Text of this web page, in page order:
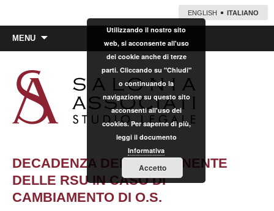
ENGLISH ITALIANO
MENU
DECADENZA DEL COMPONENTE
DELLE RSU IN CASO DI
CAMBIAMENTO DI O.S.
Utilizzando il nostro sito
web, si acconsente all'uso
dei cookie anche di terze
parti. Cliccando su "Chiudi"
o continuando la
navigazione su questo sito
acconsenti all'uso dei
cookies. Per saperne di più,
leggi il documento
Informativa
Accetto